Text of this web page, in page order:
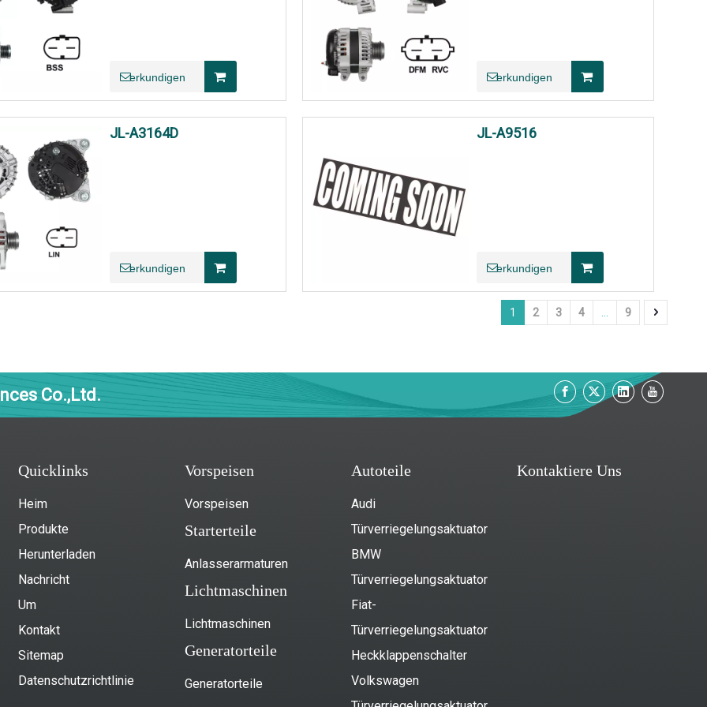
erkundigen erkundigen
JL-A3164D
erkundigen
JL-A9516
erkundigen
1 2 3 4 9
Co.,Ltd.
Quicklinks
Heim
Produkte
Herunterladen
Nachricht
Um
Kontakt
Sitemap
Datenschutzrichtlinie
Vorspeisen
Vorspeisen
Starterteile
Anlasserarmaturen
Lichtmaschinen
Lichtmaschinen
Generatorteile
Generatorteile
Autoteile
Audi
Türverriegelungsaktuator
BMW
Türverriegelungsaktuator
Fiat-
Türverriegelungsaktuator
Heckklappenschalter
Volkswagen
Kontaktiere Uns